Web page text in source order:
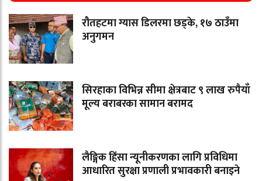
रौतहटमा ग्यास डिलरमा छड्के, १७ ठाउँमा
अनुगमन
सिरहाका विभिन्न सीमा क्षेत्रबाट ९ लाख रुपैयाँ
मूल्य बराबरका सामान बरामद
लैङ्गिक हिंसा न्यूनीकरणका लागि प्रविधिमा
आधारित सुरक्षा प्रणाली प्रभावकारी बनाइने